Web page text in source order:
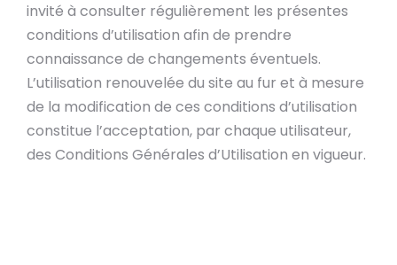
invité à consulter régulièrement les présentes
conditions d’utilisation afin de prendre
connaissance de changements éventuels.
L’utilisation renouvelée du site au fur et à mesure
de la modification de ces conditions d’utilisation
constitue l’acceptation, par chaque utilisateur,
des Conditions Générales d’Utilisation en vigueur.